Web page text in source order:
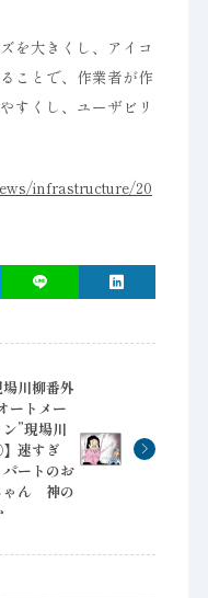
を大きくし、アイコ
ことで、作業者が作
すくし、ユーザビリ
infrastructure/20
場川柳番外
ートメー
ン”現場川
速すぎ
ートのお
ゃん 神の